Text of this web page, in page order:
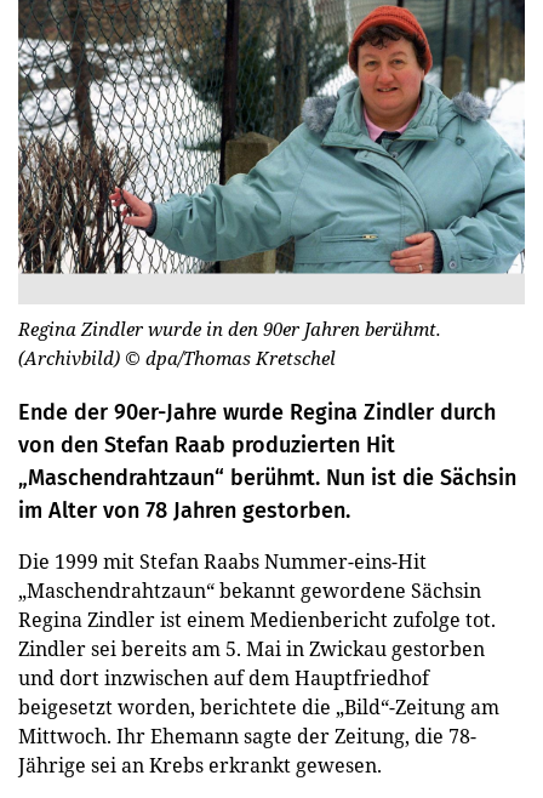
Regina Zindler wurde in den 90er Jahren berühmt.
(Archivbild) © dpa/Thomas Kretschel
Ende der 90er-Jahre wurde Regina Zindler durch
von den Stefan Raab produzierten Hit
„Maschendrahtzaun“ berühmt. Nun ist die Sächsin
im Alter von 78 Jahren gestorben.
Die 1999 mit Stefan Raabs Nummer-eins-Hit
„Maschendrahtzaun“ bekannt gewordene Sächsin
Regina Zindler ist einem Medienbericht zufolge tot.
Zindler sei bereits am 5. Mai in Zwickau gestorben
und dort inzwischen auf dem Hauptfriedhof
beigesetzt worden, berichtete die „Bild“-Zeitung am
Mittwoch. Ihr Ehemann sagte der Zeitung, die 78-
Jährige sei an Krebs erkrankt gewesen.